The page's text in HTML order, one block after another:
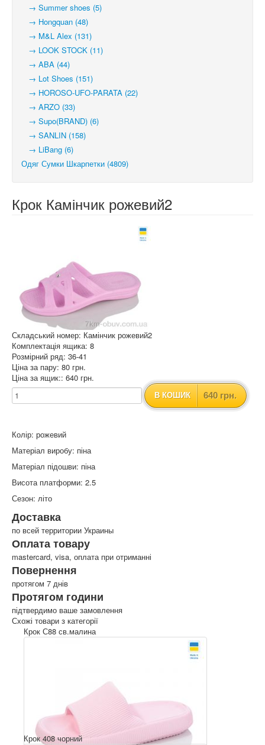
→ Summer shoes (5)
→ Hongquan (48)
→ M&L Alex (131)
→ LOOK STOCK (11)
→ ABA (44)
→ Lot Shoes (151)
→ HOROSO-UFO-PARATA (22)
→ ARZO (33)
→ Supo(BRAND) (6)
→ SANLIN (158)
→ LiBang (6)
Одяг Сумки Шкарпетки (4809)
Крок Камінчик рожевий2
Складський номер: Камінчик рожевий2
Комплектація ящика: 8
Розмірний ряд: 36-41
Ціна за пару: 80 грн.
Ціна за ящик:: 640 грн.
В КОШИК 640 грн.
Колір: рожевий
Матеріал виробу: піна
Матеріал підошви: піна
Висота платформи: 2.5
Сезон: літо
Доставка
по всей территории Украины
Оплата товару
mastercard, visa, оплата при отриманні
Повернення
протягом 7 днів
Протягом години
підтвердимо ваше замовлення
Схожі товари з категорії
Крок С88 св.малина
Крок 408 чорний